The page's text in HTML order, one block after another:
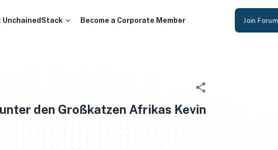
UnchainedStack Become a Corporate Member Join Forum
den Großkatzen Afrikas Kevin